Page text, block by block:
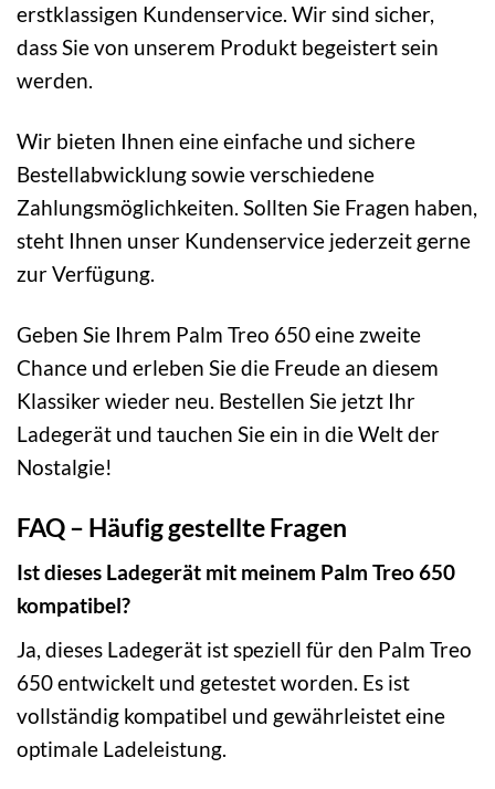
erstklassigen Kundenservice. Wir sind sicher,
dass Sie von unserem Produkt begeistert sein
werden.
Wir bieten Ihnen eine einfache und sichere
Bestellabwicklung sowie verschiedene
Zahlungsmöglichkeiten. Sollten Sie Fragen haben,
steht Ihnen unser Kundenservice jederzeit gerne
zur Verfügung.
Geben Sie Ihrem Palm Treo 650 eine zweite
Chance und erleben Sie die Freude an diesem
Klassiker wieder neu. Bestellen Sie jetzt Ihr
Ladegerät und tauchen Sie ein in die Welt der
Nostalgie!
FAQ – Häufig gestellte Fragen
Ist dieses Ladegerät mit meinem Palm Treo 650
kompatibel?
Ja, dieses Ladegerät ist speziell für den Palm Treo
650 entwickelt und getestet worden. Es ist
vollständig kompatibel und gewährleistet eine
optimale Ladeleistung.